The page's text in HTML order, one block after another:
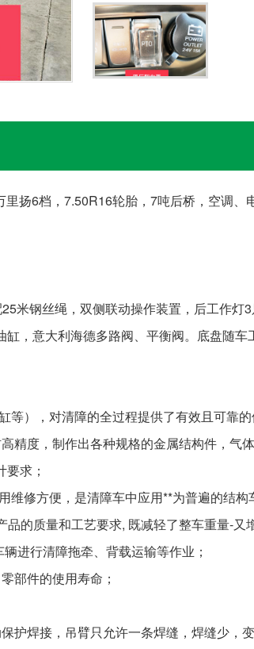
扬6档，7.50R16轮胎，7吨后桥，空调
米钢丝绳，双侧联动操作装置，后工作
，意大利海德多路阀、平衡阀。底盘随车
），对清障的全过程提供了有效且可靠的
精度，制作出各种规格的金属结构件，气
求；
修方便，是清障车中应用**为普遍的结构
的质量和工艺要求, 既减轻了整车重量-又
进行清障拖牵、背载运输等作业；
部件的使用寿命；
焊接，吊臂只允许一条焊缝，焊缝少，